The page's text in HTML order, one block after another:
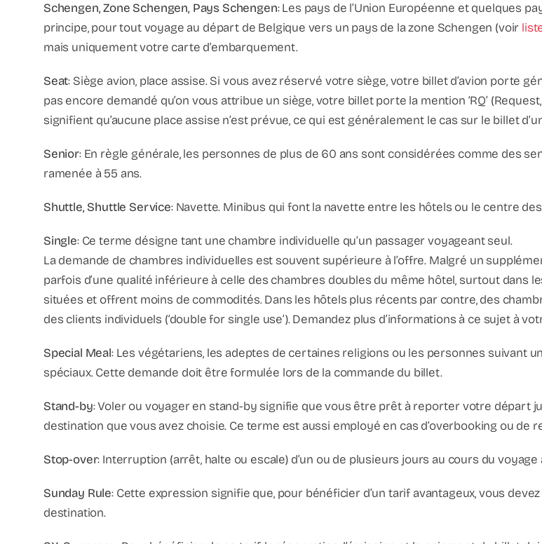
Schengen, Zone Schengen, Pays Schengen: Les pays de l’Union Européenne et quelques
principe, pour tout voyage au départ de Belgique vers un pays de la zone Schengen (voir
mais uniquement votre carte d’embarquement.
Seat: Siège avion, place assise. Si vous avez réservé votre siège, votre billet d’avion porte
pas encore demandé qu’on vous attribue un siège, votre billet porte la mention ‘RQ’
signifient qu’aucune place assise n’est prévue, ce qui est généralement le cas sur le billet
Senior: En règle générale, les personnes de plus de 60 ans sont considérées comme des
ramenée à 55 ans.
Shuttle, Shuttle Service: Navette. Minibus qui font la navette entre les hôtels ou le centre
Single: Ce terme désigne tant une chambre individuelle qu’un passager voyageant seul.
La demande de chambres individuelles est souvent supérieure à l’offre. Malgré un
parfois d’une qualité inférieure à celle des chambres doubles du même hôtel, surtout dans
situées et offrent moins de commodités. Dans les hôtels plus récents par contre, des
des clients individuels (‘double for single use’). Demandez plus d’informations à ce sujet à
Special Meal: Les végétariens, les adeptes de certaines religions ou les personnes suivant
spéciaux. Cette demande doit être formulée lors de la commande du billet.
Stand-by: Voler ou voyager en stand-by signifie que vous être prêt à reporter votre départ
destination que vous avez choisie. Ce terme est aussi employé en cas d’overbooking ou
Stop-over: Interruption (arrêt, halte ou escale) d’un ou de plusieurs jours au cours du
Sunday Rule: Cette expression signifie que, pour bénéficier d’un tarif avantageux, vous
destination.